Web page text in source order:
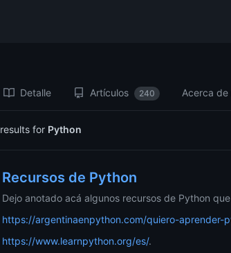
Detalle Artículos 240 Acerca de
results for Python
Recursos de Python
Dejo anotado acá algunos recursos de Python
https://argentinaenpython.com/quiero-aprender-
https://www.learnpython.org/es/.